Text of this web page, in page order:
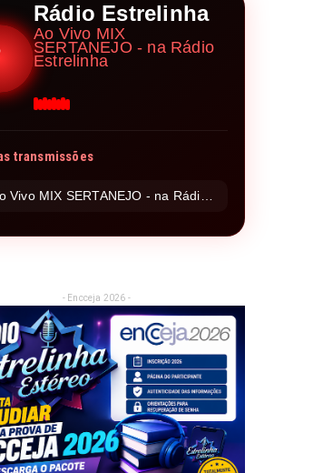
Rádio Estrelinha
Ao Vivo MIX
SERTANEJO - na Rádio
Estrelinha
transmissões
- Encceja 2026 -